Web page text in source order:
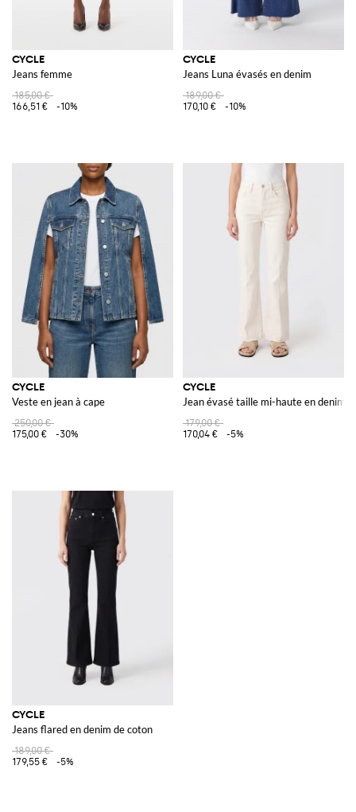
CYCLE
Jeans femme
185,00 €
166,51 €
-10%
CYCLE
Jeans Luna évasés en denim
189,00 €
170,10 €
-10%
CYCLE
Veste en jean à cape
250,00 €
175,00 €
-30%
CYCLE
Jean évasé taille mi-haute en denim
179,00 €
170,04 €
-5%
CYCLE
Jeans flared en denim de coton
189,00 €
179,55 €
-5%